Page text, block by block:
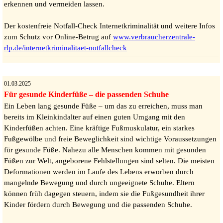
erkennen und vermeiden lassen.
Der kostenfreie Notfall-Check Internetkriminalität und weitere Infos
zum Schutz vor Online-Betrug auf www.verbraucherzentrale-
rlp.de/internetkriminalitaet-notfallcheck
01.03.2025
Für gesunde Kinderfüße – die passenden Schuhe
Ein Leben lang gesunde Füße – um das zu erreichen, muss man
bereits im Kleinkindalter auf einen guten Umgang mit den
Kinderfüßen achten. Eine kräftige Fußmuskulatur, ein starkes
Fußgewölbe und freie Beweglichkeit sind wichtige Voraussetzungen
für gesunde Füße. Nahezu alle Menschen kommen mit gesunden
Füßen zur Welt, angeborene Fehlstellungen sind selten. Die meisten
Deformationen werden im Laufe des Lebens erworben durch
mangelnde Bewegung und durch ungeeignete Schuhe. Eltern
können früh dagegen steuern, indem sie die Fußgesundheit ihrer
Kinder fördern durch Bewegung und die passenden Schuhe.